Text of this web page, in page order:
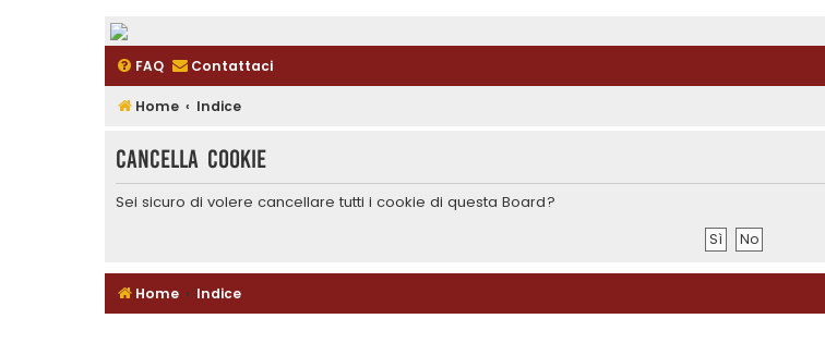
FAQ Contattaci
Home Indice
Cancella cookie
Sei sicuro di volere cancellare tutti i cookie di questa Board?
Home Indice